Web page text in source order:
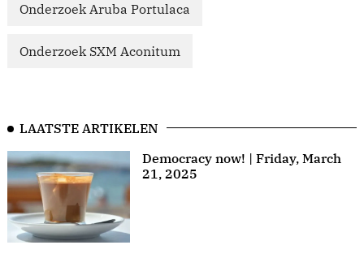
Onderzoek Aruba Portulaca
Onderzoek SXM Aconitum
LAATSTE ARTIKELEN
Democracy now! | Friday, March
21, 2025